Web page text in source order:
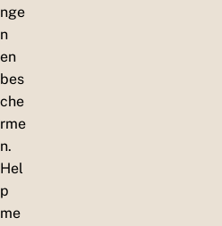
nge
n
en
bes
che
rme
n.
Hel
p
me